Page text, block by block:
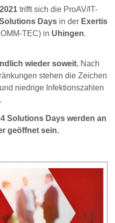
trifft sich die ProAV/IT-
Days in der Exertis
TEC) in Uhingen.
wieder soweit. Nach
stehen die Zeichen
niedrige Infektionszahlen
Solutions Days werden an
geöffnet sein.